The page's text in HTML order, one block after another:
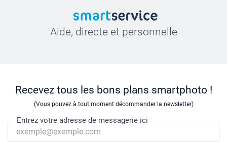
Aide, directe et personnelle
Recevez tous les bons plans smartphoto !
(Vous pouvez à tout moment décommander la newsletter)
Entrez votre adresse de messagerie ici